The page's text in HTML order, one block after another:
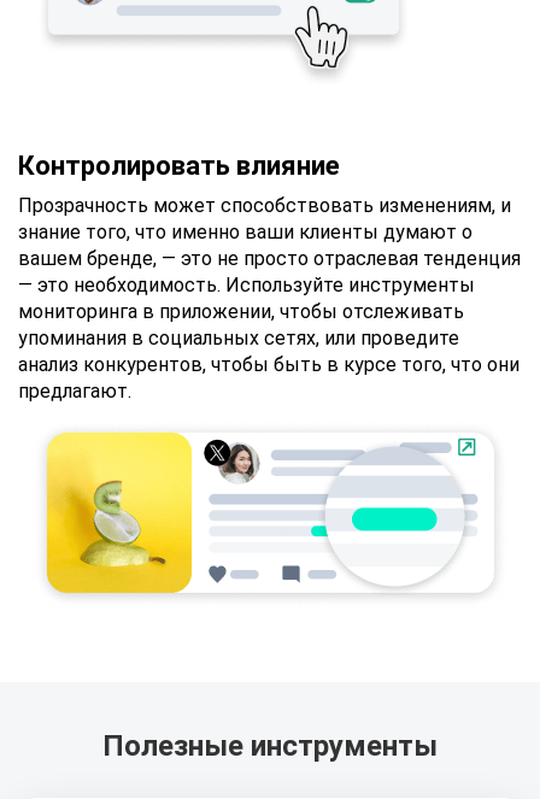
Контролировать влияние
Прозрачность может способствовать изменениям, и
знание того, что именно ваши клиенты думают о
вашем бренде, — это не просто отраслевая тенденция
— это необходимость. Используйте инструменты
мониторинга в приложении, чтобы отслеживать
упоминания в социальных сетях, или проведите
анализ конкурентов, чтобы быть в курсе того, что они
предлагают.
Полезные инструменты